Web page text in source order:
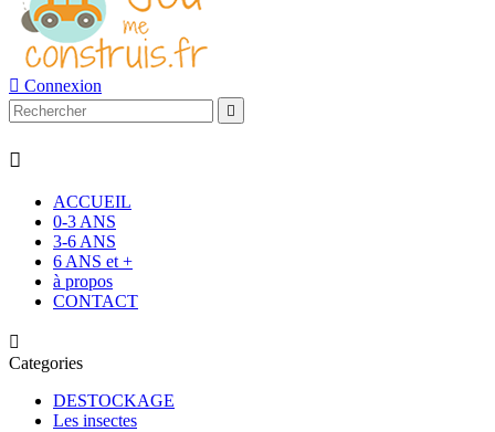
 Connexion


ACCUEIL
0-3 ANS
3-6 ANS
6 ANS et +
à propos
CONTACT

Categories
DESTOCKAGE
Les insectes